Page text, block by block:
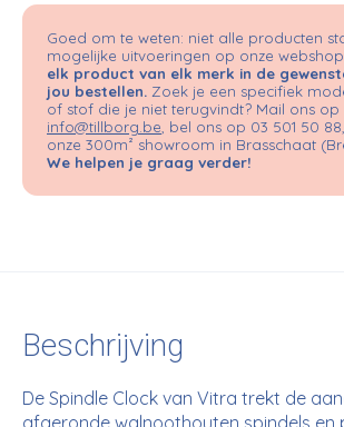
Goed om te weten: niet alle producten
mogelijke uitvoeringen op onze webshop.
elk product van elk merk in de
jou bestellen. Zoek je een specifiek
of stof die je niet terugvindt? Mail ons op
info@tillborg.be , bel ons op 03 501 50
onze 300m² showroom in Brasschaat
We helpen je graag verder!
Beschrijving
De Spindle Clock van Vitra trekt de